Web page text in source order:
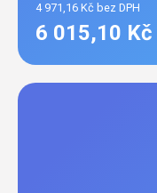
4 971,16 Kč bez DPH
6 015,10 Kč